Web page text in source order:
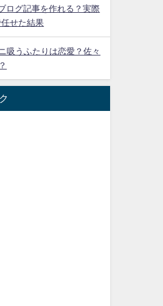
ログ記事を作れる？実際
せた結果
吸うふたりは恋愛？佐々